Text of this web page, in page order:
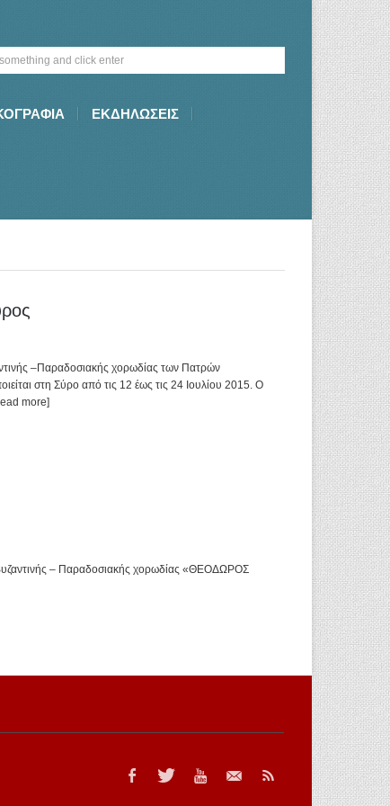
ΕΚΔΗΛΩΣΕΙΣ
–Παραδοσιακής χορωδίας των Πατρών
στη Σύρο από τις 12 έως τις 24 Ιουλίου 2015. Ο
more]
– Παραδοσιακής χορωδίας «ΘΕΟΔΩΡΟΣ